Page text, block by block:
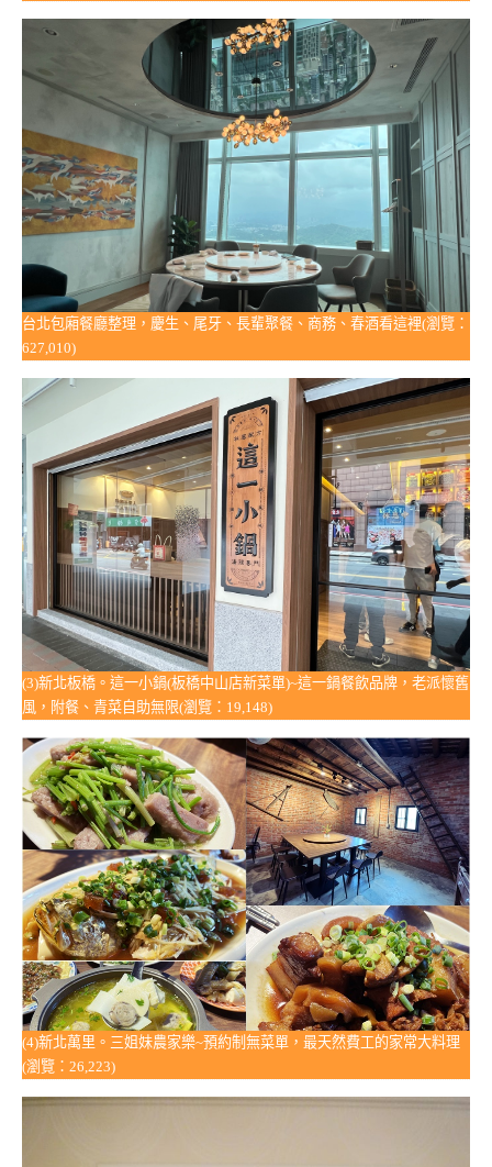
台北包廂餐廳整理，慶生、尾牙、長輩聚餐、商務、春酒看這裡(瀏覽：
627,010)
(3)新北板橋。這一小鍋(板橋中山店新菜單)~這一鍋餐飲品牌，老派懷舊
風，附餐、青菜自助無限(瀏覽：19,148)
(4)新北萬里。三姐妹農家樂~預約制無菜單，最天然費工的家常大料理
(瀏覽：26,223)